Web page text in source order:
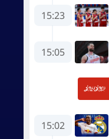
15:23
15:05
15:02